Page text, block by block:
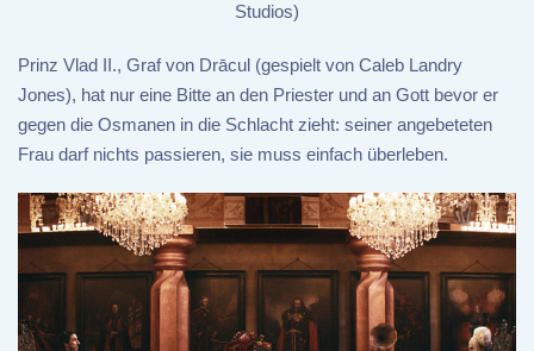
Studios)
Prinz Vlad II., Graf von Drācul (gespielt von Caleb Landry
Jones), hat nur eine Bitte an den Priester und an Gott bevor er
gegen die Osmanen in die Schlacht zieht: seiner angebeteten
Frau darf nichts passieren, sie muss einfach überleben.